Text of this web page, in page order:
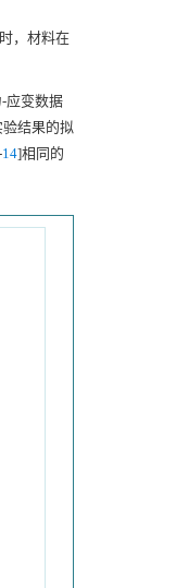
，材料在
应变数据
结果的拟
14]相同的